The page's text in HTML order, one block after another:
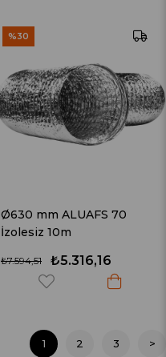
Ø630 mm ALUAFS 70
İzolesiz 10m
₺5.316,16
₺7.594,51
%30
1 2 3 >